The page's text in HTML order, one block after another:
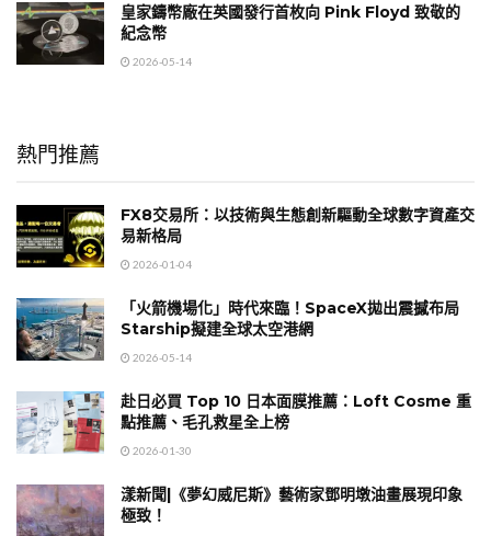
皇家鑄幣廠在英國發行首枚向 Pink Floyd 致敬的
紀念幣
2026-05-14
熱門推薦
FX8交易所：以技術與生態創新驅動全球數字資產交
易新格局
2026-01-04
「火箭機場化」時代來臨！SpaceX拋出震撼布局
Starship擬建全球太空港網
2026-05-14
赴日必買 Top 10 日本面膜推薦：Loft Cosme 重
點推薦、毛孔救星全上榜
2026-01-30
漾新聞|《夢幻威尼斯》藝術家鄧明墩油畫展現印象
極致！